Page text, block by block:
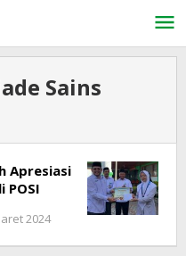
Sains
Apresiasi
POSI
2024